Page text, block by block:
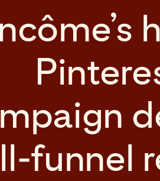
funnel